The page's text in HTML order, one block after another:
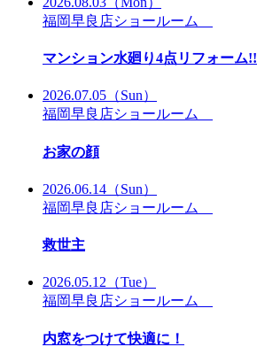
福岡早良店ショールーム
マンション水廻り4点リフォーム!!
2026.07.05 （Sun）
福岡早良店ショールーム
お家の顔
2026.06.14 （Sun）
福岡早良店ショールーム
救世主
2026.05.12 （Tue）
福岡早良店ショールーム
内窓をつけて快適に！